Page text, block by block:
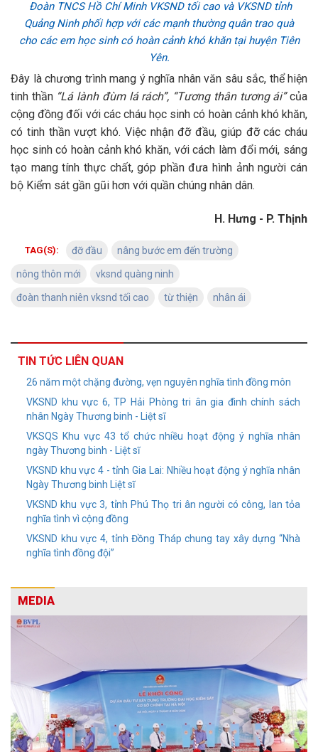
Đoàn TNCS Hồ Chí Minh VKSND tối cao và VKSND tỉnh
Quảng Ninh phối hợp với các mạnh thường quân trao quà
cho các em học sinh có hoàn cảnh khó khăn tại huyện Tiên
Yên.
Đây là chương trình mang ý nghĩa nhân văn sâu sắc, thể hiện
tinh thần “Lá lành đùm lá rách”, “Tương thân tương ái”của
cộng đồng đối với các cháu học sinh có hoàn cảnh khó khăn,
có tinh thần vượt khó. Việc nhận đỡ đầu, giúp đỡ các cháu
học sinh có hoàn cảnh khó khăn, với cách làm đổi mới, sáng
tạo mang tính thực chất, góp phần đưa hình ảnh người cán
bộ Kiểm sát gần gũi hơn với quần chúng nhân dân.
H. Hưng - P. Thịnh
TAG(S): đỡ đầu nâng bước em đến trường
nông thôn mới vksnd quàng ninh
đoàn thanh niên vksnd tối cao từ thiện nhân ái
TIN TỨC LIÊN QUAN
26 năm một chặng đường, vẹn nguyên nghĩa tình đồng môn
VKSND khu vực 6, TP Hải Phòng tri ân gia đình chính sách
nhân Ngày Thương binh - Liệt sĩ
VKSQS Khu vực 43 tổ chức nhiều hoạt động ý nghĩa nhân
ngày Thương binh - Liệt sĩ
VKSND khu vực 4 - tỉnh Gia Lai: Nhiều hoạt động ý nghĩa nhân
Ngày Thương binh Liệt sĩ
VKSND khu vực 3, tỉnh Phú Thọ tri ân người có công, lan tỏa
nghĩa tình vì cộng đồng
VKSND khu vực 4, tỉnh Đồng Tháp chung tay xây dựng “Nhà
nghĩa tình đồng đội”
MEDIA